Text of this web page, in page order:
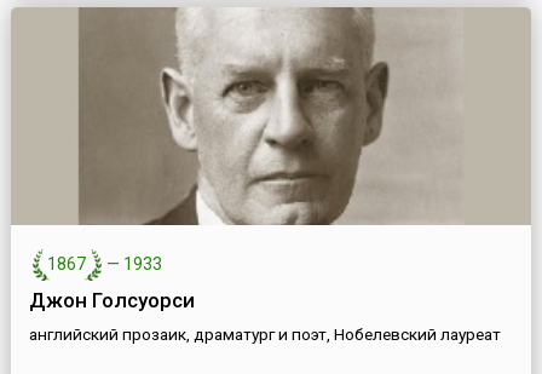
1867 — 1933
Джон Голсуорси
английский прозаик, драматург и поэт, Нобелевский лауреат